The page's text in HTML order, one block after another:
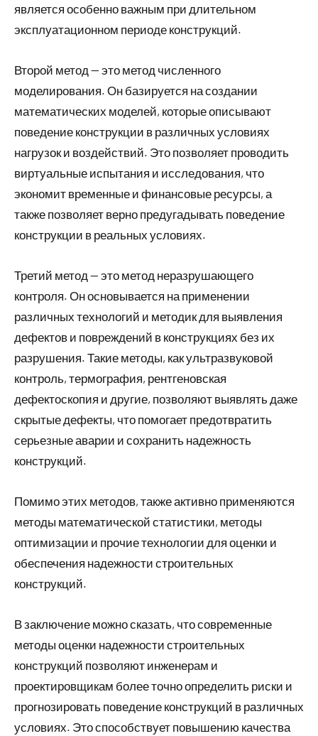
является особенно важным при длительном
эксплуатационном периоде конструкций.
Второй метод — это метод численного
моделирования. Он базируется на создании
математических моделей, которые описывают
поведение конструкции в различных условиях
нагрузок и воздействий. Это позволяет проводить
виртуальные испытания и исследования, что
экономит временные и финансовые ресурсы, а
также позволяет верно предугадывать поведение
конструкции в реальных условиях.
Третий метод — это метод неразрушающего
контроля. Он основывается на применении
различных технологий и методик для выявления
дефектов и повреждений в конструкциях без их
разрушения. Такие методы, как ультразвуковой
контроль, термография, рентгеновская
дефектоскопия и другие, позволяют выявлять даже
скрытые дефекты, что помогает предотвратить
серьезные аварии и сохранить надежность
конструкций.
Помимо этих методов, также активно применяются
методы математической статистики, методы
оптимизации и прочие технологии для оценки и
обеспечения надежности строительных
конструкций.
В заключение можно сказать, что современные
методы оценки надежности строительных
конструкций позволяют инженерам и
проектировщикам более точно определить риски и
прогнозировать поведение конструкций в различных
условиях. Это способствует повышению качества